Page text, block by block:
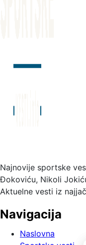
Najnovije sportske
Đokoviću, Nikoli
Aktuelne vesti iz
Navigacija
Naslovna